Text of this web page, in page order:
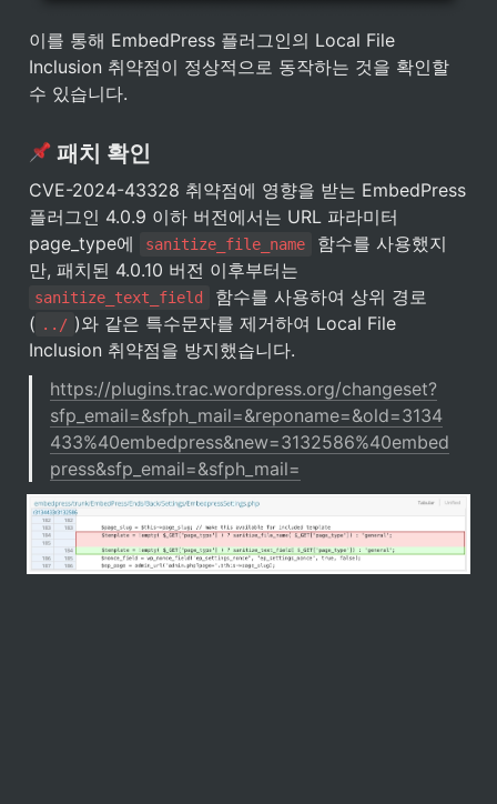
이를 통해 EmbedPress 플러그인의 Local File
Inclusion 취약점이 정상적으로 동작하는 것을 확인할
수 있습니다.
패치 확인
CVE-2024-43328 취약점에 영향을 받는 EmbedPress
플러그인 4.0.9 이하 버전에서는 URL 파라미터
page_type에
sanitize_file_name
함수를 사용했지
sanitize_text_field
함수를 사용하여 상위 경로
( ../ )와 같은 특수문자를 제거하여 Local File
Inclusion 취약점을 방지했습니다.
https://plugins.trac.wordpress.org/changeset?
sfp_email=&sfph_mail=&reponame=&old=3134
433%40embedpress&new=3132586%40embed
press&sfp_email=&sfph_mail=